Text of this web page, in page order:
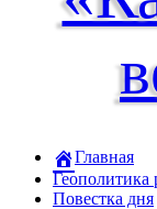
Главная
Геополитика
Повестка дня